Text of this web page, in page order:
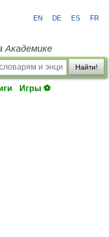
EN DE ES FR
Академике
Найти!
Игры ⚽